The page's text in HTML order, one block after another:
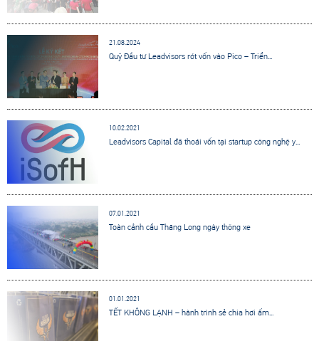
21.08.2024
Quỹ Đầu tư Leadvisors rót vốn vào Pico – Triển...
10.02.2021
Leadvisors Capital đã thoái vốn tại startup công nghệ y...
07.01.2021
Toàn cảnh cầu Thăng Long ngày thông xe
01.01.2021
TẾT KHÔNG LẠNH – hành trình sẻ chia hơi ấm...